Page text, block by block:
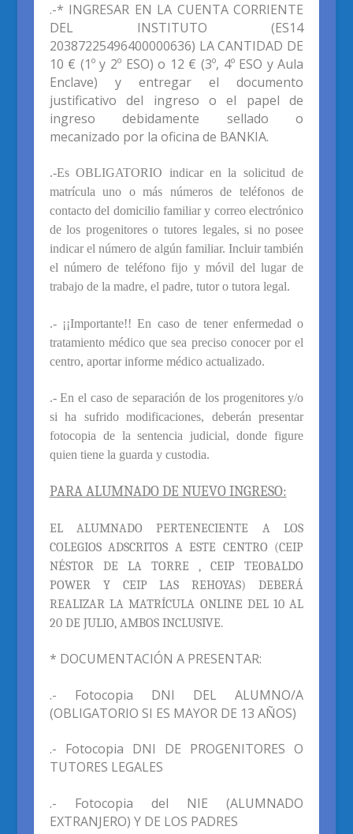
.-* INGRESAR EN LA CUENTA CORRIENTE
DEL INSTITUTO (ES14
20387225496400000636) LA CANTIDAD DE
10 € (1º y 2º ESO) o 12 € (3º, 4º ESO y Aula
Enclave) y entregar el documento
justificativo del ingreso o el papel de
ingreso debidamente sellado o
mecanizado por la oficina de BANKIA.
.-Es OBLIGATORIO indicar en la solicitud de
matrícula uno o más números de teléfonos de
contacto del domicilio familiar y correo electrónico
de los progenitores o tutores legales, si no posee
indicar el número de algún familiar.Incluir también
el número de teléfono fijo y móvil del lugar de
trabajo de la madre, el padre, tutor o tutora legal.
.- ¡¡Importante!! En caso de tener enfermedad o
tratamiento médico que sea preciso conocer por el
centro, aportar informe médico actualizado.
.- En el caso de separación de los progenitores y/o
si ha sufrido modificaciones, deberán presentar
fotocopia de la sentencia judicial, donde figure
quien tiene la guarda y custodia.
PARA ALUMNADO DE NUEVO INGRESO:
ELALUMNADO PERTENECIENTE A LOS
COLEGIOS ADSCRITOS A ESTE CENTRO (CEIP
NÉSTOR DE LA TORRE , CEIP TEOBALDO
POWER Y CEIPLAS REHOYAS) DEBERÁ
REALIZAR LAMATRÍCULA ONLINE DEL10 AL
20DE JULIO, AMBOS INCLUSIVE.
* DOCUMENTACIÓN A PRESENTAR:
.- Fotocopia DNI DEL ALUMNO/A
(OBLIGATORIO SI ES MAYOR DE 13 AÑOS)
.- Fotocopia DNI DE PROGENITORES O
TUTORES LEGALES
.- Fotocopia del NIE (ALUMNADO
EXTRANJERO) Y DE LOS PADRES